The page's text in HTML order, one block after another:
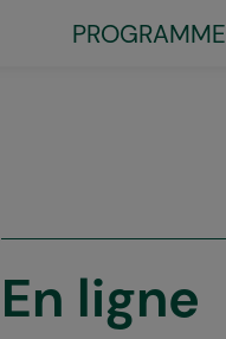
PROGRAMME
En ligne